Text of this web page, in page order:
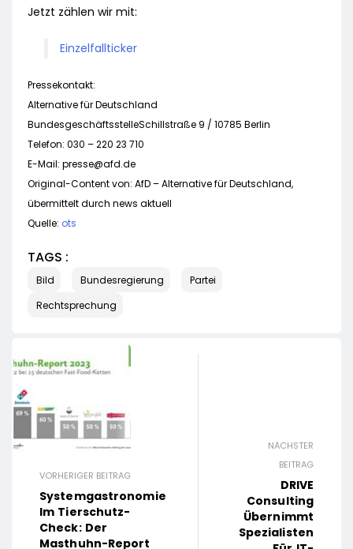
Jetzt zählen wir mit:
Einzelfallticker
Pressekontakt:
Alternative für Deutschland
BundesgeschäftsstelleSchillstraße 9 / 10785 Berlin
Telefon: 030 – 220 23 710
E-Mail: presse@afd.de
Original-Content von: AfD – Alternative für Deutschland,
übermittelt durch news aktuell
Quelle: ots
TAGS :
Bild Bundesregierung
Partei
Rechtsprechung
VORHERIGER BEITRAG
Systemgastronomie
Im Tierschutz-
Check: Der
Masthuhn-Report
NÄCHSTER
BEITRAG
DRIVE
Consulting
Übernimmt
Spezialisten